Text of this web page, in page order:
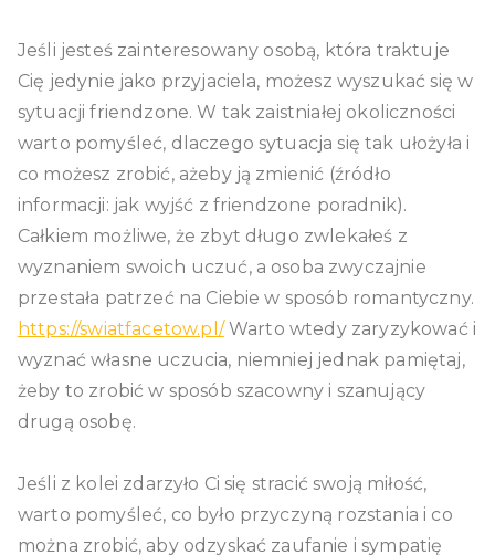
Jeśli jesteś zainteresowany osobą, która traktuje
Cię jedynie jako przyjaciela, możesz wyszukać się w
sytuacji friendzone. W tak zaistniałej okoliczności
warto pomyśleć, dlaczego sytuacja się tak ułożyła i
co możesz zrobić, ażeby ją zmienić (źródło
informacji: jak wyjść z friendzone poradnik).
Całkiem możliwe, że zbyt długo zwlekałeś z
wyznaniem swoich uczuć, a osoba zwyczajnie
przestała patrzeć na Ciebie w sposób romantyczny.
https://swiatfacetow.pl/Warto wtedy zaryzykować i
wyznać własne uczucia, niemniej jednak pamiętaj,
żeby to zrobić w sposób szacowny i szanujący
drugą osobę.
Jeśli z kolei zdarzyło Ci się stracić swoją miłość,
warto pomyśleć, co było przyczyną rozstania i co
można zrobić, aby odzyskać zaufanie i sympatię